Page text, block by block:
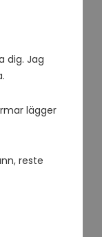
dig. Jag
lägger
reste